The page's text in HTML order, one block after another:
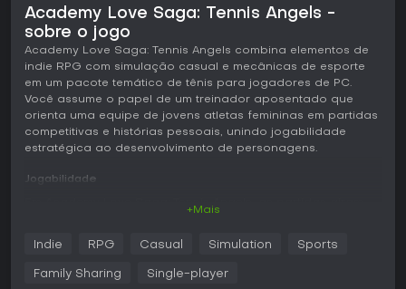
Academy Love Saga: Tennis Angels -
sobre o jogo
Academy Love Saga: Tennis Angels combina elementos de
indie RPG com simulação casual e mecânicas de esporte
em um pacote temático de tênis para jogadores de PC.
Você assume o papel de um treinador aposentado que
orienta uma equipe de jovens atletas femininas em partidas
competitivas e histórias pessoais, unindo jogabilidade
estratégica ao desenvolvimento de personagens.
Jogabilidade
personagens na quadra, escolhendo o momento para
disparos carregados com precisão no posicionamento da
+Mais
Indie RPG Casual Simulation Sports
Family Sharing Single-player